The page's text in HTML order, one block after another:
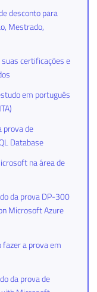
desconto para
Mestrado,
certificações e
em português
prova de
Database
na área de
da prova DP-300
Microsoft Azure
a prova em
da prova de